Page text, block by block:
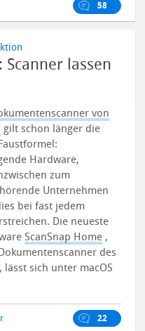
58
Scanner lassen
von
gilt schon länger die
Hardware,
zum
Unternehmen
bei fast jedem
Die neueste
ScanSnap Home ,
des
sich unter macOS
22